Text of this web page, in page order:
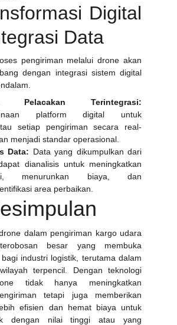
Digital
Data
pengiriman melalui drone akan
dengan integrasi sistem digital
Pelacakan Terintegrasi:
platform digital untuk
setiap pengiriman secara real-
menjadi standar operasional.
Data: Data yang dikumpulkan dari
dianalisis untuk meningkatkan
menurunkan biaya, dan
area perbaikan.
dalam pengiriman kargo udara
besar yang membuka
industri logistik, terutama dalam
terpencil. Dengan teknologi
tidak hanya meningkatkan
tetapi juga memberikan
efisien dan hemat biaya untuk
dengan nilai tinggi atau yang